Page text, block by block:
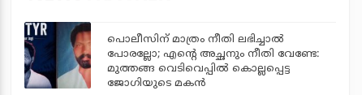
പൊലീസിന് മാത്രം നീതി ലഭിച്ചാല്‍
പോരല്ലോ; എന്റെ അച്ഛനും നീതി വേണ്ടേ:
മുത്തങ്ങ വെടിവെപ്പില്‍ കൊല്ലപ്പെട്ട
ജോഗിയുടെ മകന്‍